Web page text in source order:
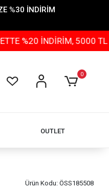
%30 İNDİRİM
İNDİRİM, 5000 TL ÜZERİ
0
OUTLET
Ürün Kodu: ÖSS185508